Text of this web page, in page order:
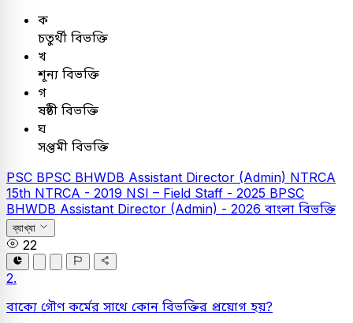
ক
চতুর্থী বিভক্তি
খ
শূন্য বিভক্তি
গ
ষষ্ঠী বিভক্তি
ঘ
সপ্তমী বিভক্তি
PSC BPSC BHWDB Assistant Director (Admin) NTRCA
15th NTRCA - 2019 NSI – Field Staff - 2025 BPSC
BHWDB Assistant Director (Admin) - 2026 বাংলা বিভক্তি
ব্যাখ্যা
22
2.
বাক্যে গৌণ কর্মের সাথে কোন বিভক্তির প্রয়োগ হয়?